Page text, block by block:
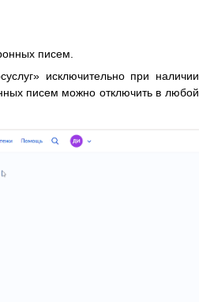
писем.
исключительно при наличии
писем можно отключить в любой